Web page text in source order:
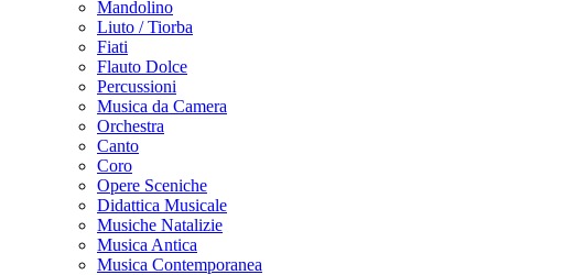
Mandolino
Liuto / Tiorba
Fiati
Flauto Dolce
Percussioni
Musica da Camera
Orchestra
Canto
Coro
Opere Sceniche
Didattica Musicale
Musiche Natalizie
Musica Antica
Musica Contemporanea